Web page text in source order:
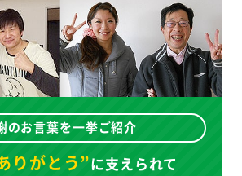
のお言葉を一挙ご紹介
りがとう”に支えられて